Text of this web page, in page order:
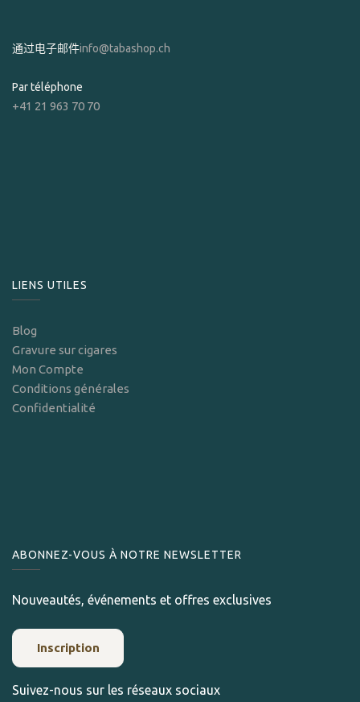
通过电子邮件info@tabashop.ch
Par téléphone
+41 21 963 70 70
LIENS UTILES
Blog
Gravure sur cigares
Mon Compte
Conditions générales
Confidentialité
ABONNEZ-VOUS À NOTRE NEWSLETTER
Nouveautés, événements et offres exclusives
Inscription
Suivez-nous sur les réseaux sociaux